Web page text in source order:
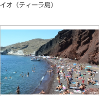
イオ（ティーラ島）